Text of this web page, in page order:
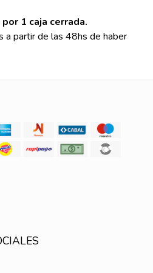
1 caja cerrada.
a partir de las 48hs de haber